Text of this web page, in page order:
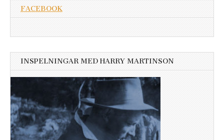
FACEBOOK
INSPELNINGAR MED HARRY MARTINSON